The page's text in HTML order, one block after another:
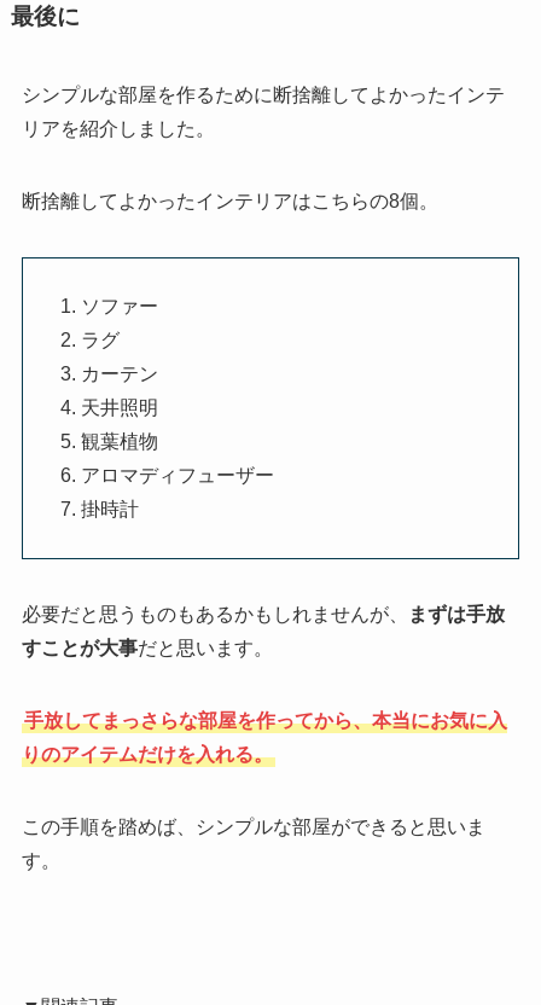
最後に
シンプルな部屋を作るために断捨離してよかったインテ
リアを紹介しました。
断捨離してよかったインテリアはこちらの8個。
ソファー
ラグ
カーテン
天井照明
観葉植物
アロマディフューザー
掛時計
必要だと思うものもあるかもしれませんが、
まずは手放
すことが大事だと思います。
手放してまっさらな部屋を作ってから、本当にお気に入
りのアイテムだけを入れる。
この手順を踏めば、シンプルな部屋ができると思いま
す。